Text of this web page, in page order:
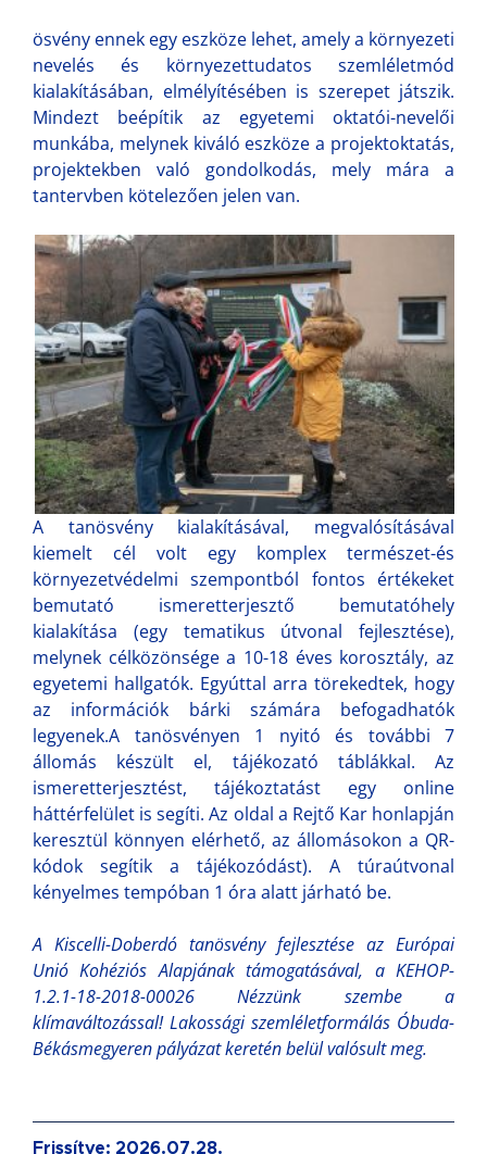
ösvény ennek egy eszköze lehet, amely a környezeti
nevelés és környezettudatos szemléletmód
kialakításában, elmélyítésében is szerepet játszik.
Mindezt beépítik az egyetemi oktatói-nevelői
munkába, melynek kiváló eszköze a projektoktatás,
projektekben való gondolkodás, mely mára a
tantervben kötelezően jelen van.
A tanösvény kialakításával, megvalósításával
kiemelt cél volt egy komplex természet-és
környezetvédelmi szempontból fontos értékeket
bemutató ismeretterjesztő bemutatóhely
kialakítása (egy tematikus útvonal fejlesztése),
melynek célközönsége a 10-18 éves korosztály, az
egyetemi hallgatók. Egyúttal arra törekedtek, hogy
az információk bárki számára befogadhatók
legyenek.A tanösvényen 1 nyitó és további 7
állomás készült el, tájékozató táblákkal. Az
ismeretterjesztést, tájékoztatást egy online
háttérfelület is segíti. Az oldal a Rejtő Kar honlapján
keresztül könnyen elérhető, az állomásokon a QR-
kódok segítik a tájékozódást). A túraútvonal
kényelmes tempóban 1 óra alatt járható be.
A Kiscelli-Doberdó tanösvény fejlesztése az Európai
Unió Kohéziós Alapjának támogatásával, a KEHOP-
1.2.1-18-2018-00026 Nézzünk szembe a
klímaváltozással! Lakossági szemléletformálás Óbuda-
Békásmegyeren pályázat keretén belül valósult meg.
Frissítve: 2026.07.28.